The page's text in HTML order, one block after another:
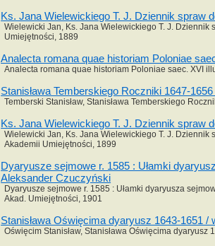
Ks. Jana Wielewickiego T. J. Dziennik spraw
Wielewicki Jan, Ks. Jana Wielewickiego T. J. Dziennik
Umiejętności, 1889
Analecta romana quae historiam Poloniae
Analecta romana quae historiam Poloniae saec. XVI
Stanisława Temberskiego Roczniki 1647-
Temberski Stanisław, Stanisława Temberskiego
Ks. Jana Wielewickiego T. J. Dziennik spraw
Wielewicki Jan, Ks. Jana Wielewickiego T. J. Dziennik
Akademii Umiejętności, 1899
Dyaryusze sejmowe r. 1585 : Ułamki
Aleksander Czuczyński
Dyaryusze sejmowe r. 1585 : Ułamki dyaryusza
Akad. Umiejętności, 1901
Stanisława Oświęcima dyaryusz 1643-1651 /
Oświęcim Stanisław, Stanisława Oświęcima